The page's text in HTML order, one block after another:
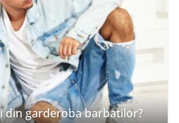
din garderoba barbatilor?